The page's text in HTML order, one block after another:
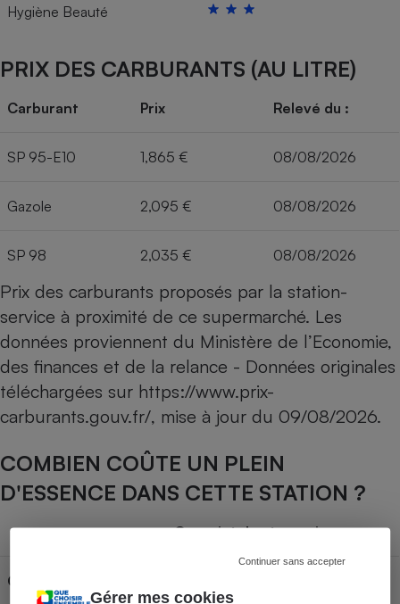
Gérer mes cookies
Continuer sans accepter
Hygiène Beauté
PRIX DES CARBURANTS (AU LITRE)
Carburant Prix Relevé du :
SP 95-E10 1,865 € 08/08/2026
Gazole 2,095 € 08/08/2026
SP 98 2,035 € 08/08/2026
Prix des carburants proposés par la station-
service à proximité de ce supermarché. Les
données proviennent du Ministère de l’Economie,
des finances et de la relance - Données originales
téléchargées sur https://www.prix-
carburants.gouv.fr/, mise à jour du 09/08/2026.
COMBIEN COÛTE UN PLEIN
D'ESSENCE DANS CETTE STATION ?
Capacité du réservoir
Carburant